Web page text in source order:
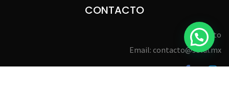
CONTACTO
Contacto
Email: contacto@soldi.mx